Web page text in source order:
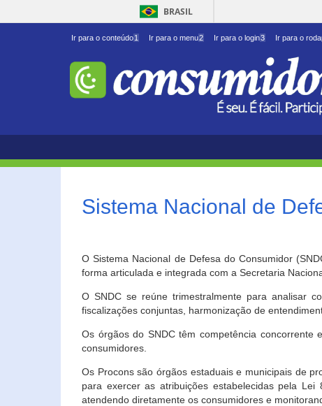
BRASIL
Ir para o conteúdo1 Ir para o menu2 Ir para o login3 Ir para o
Sistema Nacional de
O Sistema Nacional de Defesa do Consumidor
forma articulada e integrada com a Secretaria
O SNDC se reúne trimestralmente para analisar
fiscalizações conjuntas, harmonização de
Os órgãos do SNDC têm competência
consumidores.
Os Procons são órgãos estaduais e municipais de
para exercer as atribuições estabelecidas pela
atendendo diretamente os consumidores e